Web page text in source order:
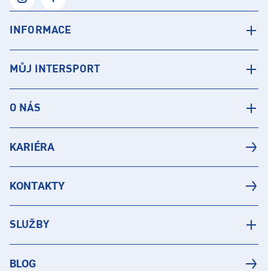
INFORMACE
MŮJ INTERSPORT
O NÁS
KARIÉRA
KONTAKTY
SLUŽBY
BLOG